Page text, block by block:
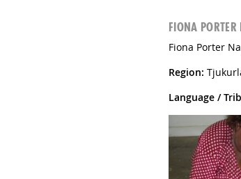
FIONA
Fiona Porter
Region:
Language /